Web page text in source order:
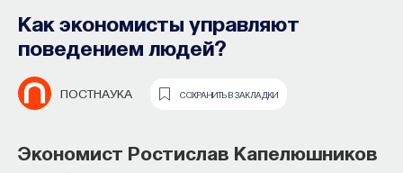
Как экономисты управляют
поведением людей?
ПОСТНАУКА СОХРАНИТЬ В ЗАКЛАДКИ
Экономист Ростислав Капелюшников